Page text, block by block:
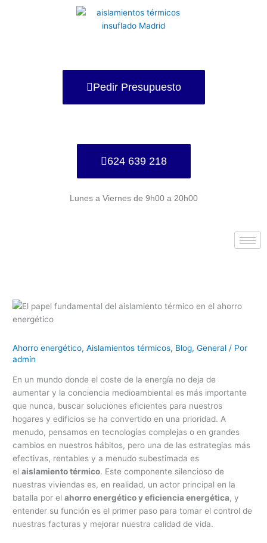
Pedir Presupuesto
624 639 218
Lunes a Viernes de 9h00 a 20h00
Ahorro energético,Aislamientos térmicos, Blog,General / Por
admin
En un mundo donde el coste de la energía no deja de
aumentar y la conciencia medioambiental es más importante
que nunca, buscar soluciones eficientes para nuestros
hogares y edificios se ha convertido en una prioridad. A
menudo, pensamos en tecnologías complejas o en grandes
cambios en nuestros hábitos, pero una de las estrategias más
efectivas, rentables y a menudo subestimada es
elaislamiento térmico. Este componente silencioso de
nuestras viviendas es, en realidad, un actor principal en la
batalla por elahorro energético y eficiencia energética, y
entender su función es el primer paso para tomar el control de
nuestras facturas y mejorar nuestra calidad de vida.